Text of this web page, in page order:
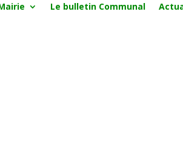
Le bulletin Communal